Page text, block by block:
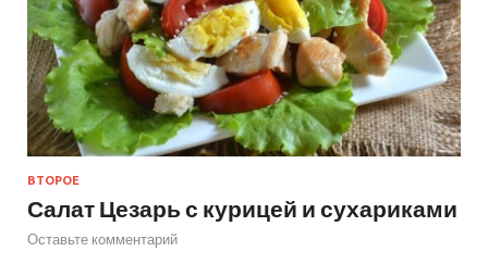
ВТОРОЕ
Салат Цезарь с курицей и сухариками
Оставьте комментарий